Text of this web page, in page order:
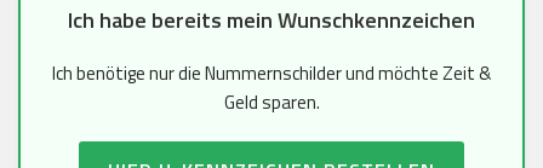
Ich habe bereits mein Wunschkennzeichen
Ich benötige nur die Nummernschilder und möchte Zeit &
Geld sparen.